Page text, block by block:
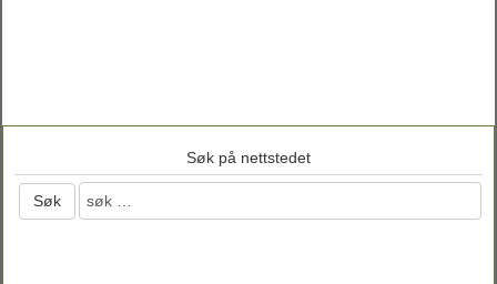
Søk på nettstedet